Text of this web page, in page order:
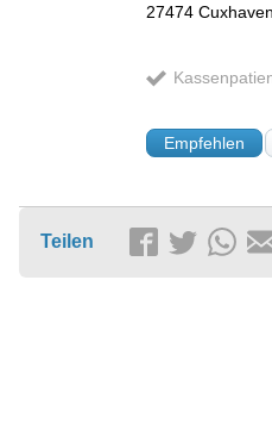
27474 Cuxhaven
Empfehlen
Teilen